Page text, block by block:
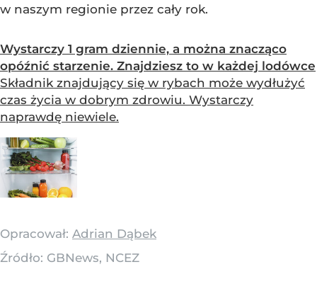
w naszym regionie przez cały rok.
Wystarczy 1 gram dziennie, a można znacząco
opóźnić starzenie. Znajdziesz to w każdej lodówce
Składnik znajdujący się w rybach może wydłużyć
czas życia w dobrym zdrowiu. Wystarczy
naprawdę niewiele.
Opracował: Adrian Dąbek
Źródło: GBNews, NCEZ